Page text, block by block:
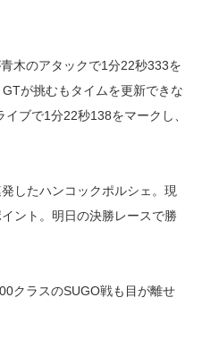
木のアタックで1分22秒333を
が挑むもタイムを更新できな
ブで1分22秒138をマークし、
したハンコックポルシェ。現
ント。明日の決勝レースで勝
クラスのSUGO戦も目が離せ